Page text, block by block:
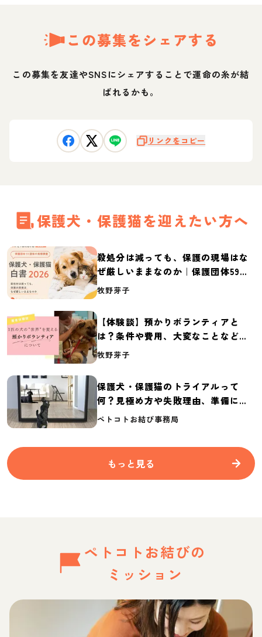
この募集をシェアする
この募集を友達やSNSにシェアすることで運命の糸が結
ばれるかも。
リンクをコピー
保護犬・保護猫を迎えたい方へ
殺処分は減っても、保護の現場はな
ぜ厳しいままなのか｜保護団体59団
体の実態調査【保護犬・保護猫白書
牧野芽子
【体験談】預かりボランティアと
は？条件や費用、大変なことなど紹
介
牧野芽子
保護犬・保護猫のトライアルって
何？見極め方や失敗理由、準備に必
要なものを紹介
ペトコトお結び事務局
もっと見る
ペトコトお結びの
ミッション